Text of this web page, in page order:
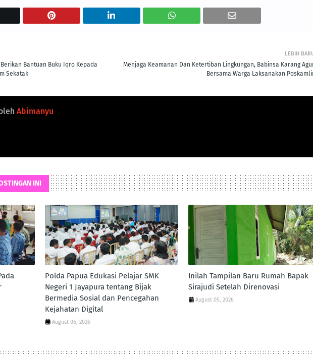
LEBIH
Menjaga Keamanan Dan Ketertiban Lingkungan, Babinsa Karang
Bersama Warga Laksanakan
Bantuan Buku Iqro Kepada
Sekatak
Abimanyu
INI
Polda Papua Edukasi Pelajar SMK
Negeri 1 Jayapura tentang Bijak
Bermedia Sosial dan Pencegahan
Kejahatan Digital
August 06, 2026
Inilah Tampilan Baru Rumah Bapak
Sirajudi Setelah Direnovasi
August 05, 2026